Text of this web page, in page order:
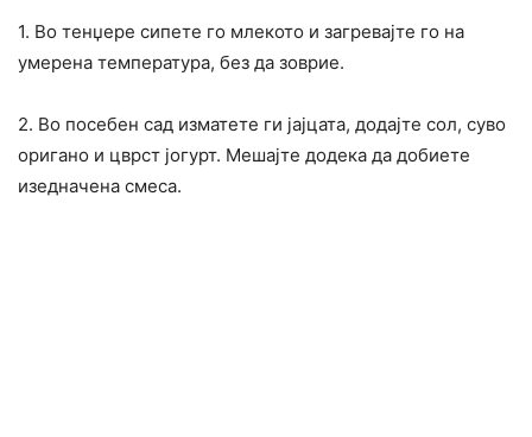
1. Во тенџере сипете го млекото и загревајте го на
умерена температура, без да зоврие.
2. Во посебен сад изматете ги јајцата, додајте сол, суво
оригано и цврст јогурт. Мешајте додека да добиете
изедначена смеса.